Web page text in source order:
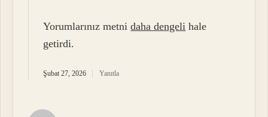
Yorumlarınız metnidaha dengeli hale
getirdi.
Şubat 27, 2026 Yanıtla